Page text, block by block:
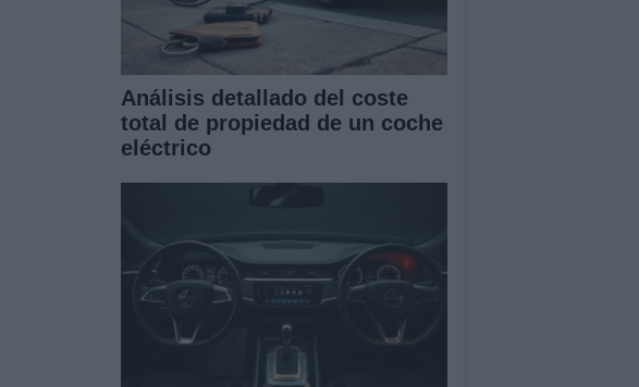
Análisis detallado del coste
total de propiedad de un coche
eléctrico